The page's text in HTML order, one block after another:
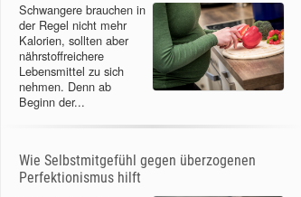
Schwangere brauchen in
der Regel nicht mehr
Kalorien, sollten aber
nährstoffreichere
Lebensmittel zu sich
nehmen. Denn ab
Beginn der...
Wie Selbstmitgefühl gegen überzogenen
Perfektionismus hilft